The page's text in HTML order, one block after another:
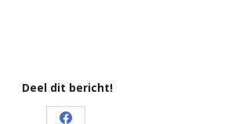
Deel dit bericht!